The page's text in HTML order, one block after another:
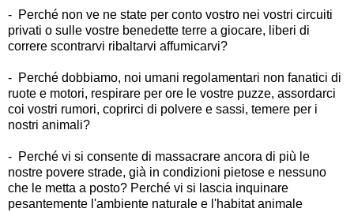
- Perché non ve ne state per conto vostro nei vostri circuiti
privati o sulle vostre benedette terre a giocare, liberi di
correre scontrarvi ribaltarvi affumicarvi?
- Perché dobbiamo, noi umani regolamentari non fanatici di
ruote e motori, respirare per ore le vostre puzze, assordarci
coi vostri rumori, coprirci di polvere e sassi, temere per i
nostri animali?
- Perché vi si consente di massacrare ancora di più le
nostre povere strade, già in condizioni pietose e nessuno
che le metta a posto? Perché vi si lascia inquinare
pesantemente l'ambiente naturale e l'habitat animale